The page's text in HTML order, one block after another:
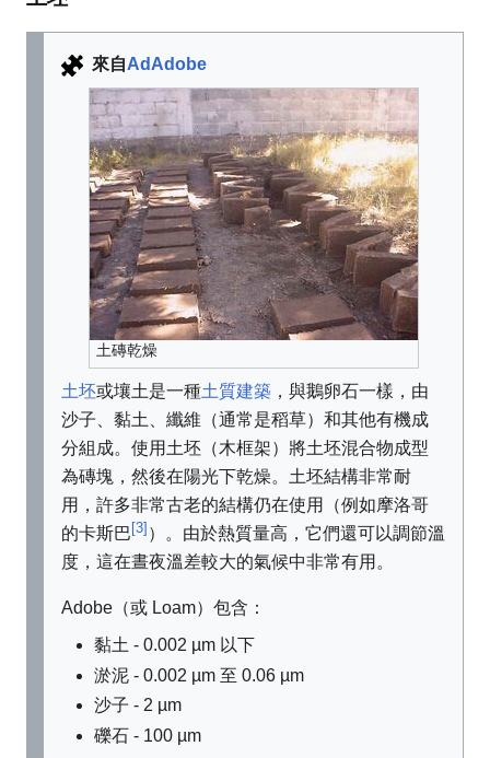
來自AdAdobe
土磚乾燥
土坯或壤土是一種土質建築 ，與鵝卵石一樣，由
沙子、黏土、纖維（通常是稻草）和其他有機成
分組成。使用土坯（木框架）將土坯混合物成型
為磚塊，然後在陽光下乾燥。土坯結構非常耐
用，許多非常古老的結構仍在使用（例如摩洛哥
的卡斯巴 [3] ）。由於熱質量高，它們還可以調節溫
度，這在晝夜溫差較大的氣候中非常有用。
Adobe（或 Loam）包含：
黏土 - 0.002 µm 以下
淤泥 - 0.002 µm 至 0.06 µm
沙子 - 2 µm
礫石 - 100 µm